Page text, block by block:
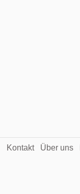
Kontakt Über uns